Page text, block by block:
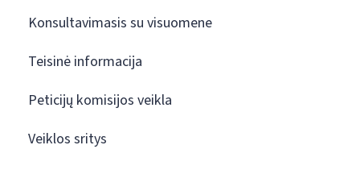
Konsultavimasis su visuomene
Teisinė informacija
Peticijų komisijos veikla
Veiklos sritys